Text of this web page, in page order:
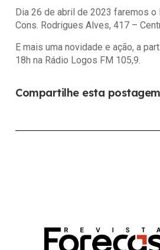
Dia 26 de abril de 2023 faremos
Cons. Rodrigues Alves, 417 –
E mais uma novidade e ação, a
18h na Rádio Logos FM 105,9.
Compartilhe esta